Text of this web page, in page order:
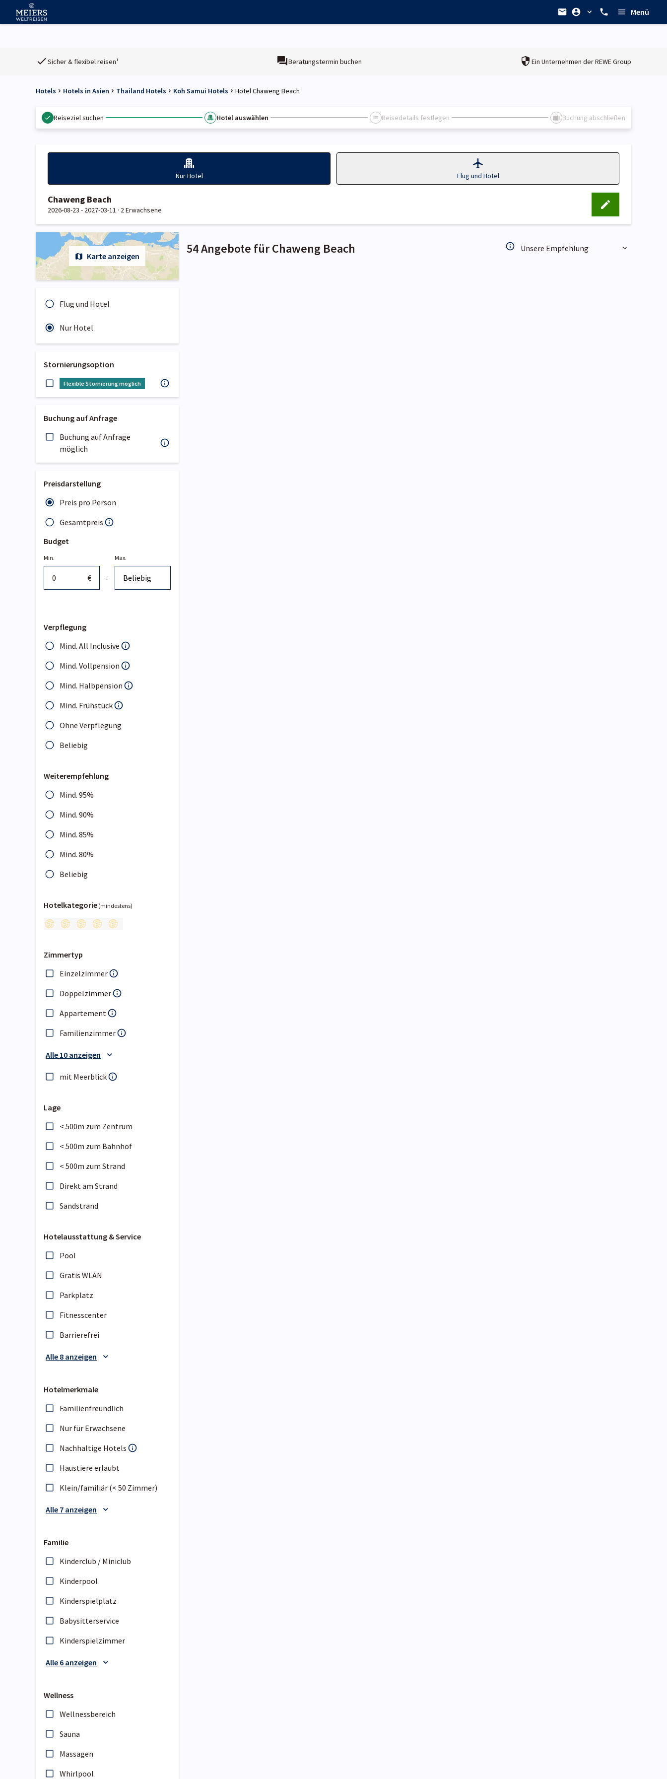
Menü
Sicher & flexibel reisen¹ Beratungstermin buchen Ein Unternehmen derREWE Group
Hotels Hotels in Asien Thailand Hotels Koh Samui Hotels Hotel Chaweng Beach
Reiseziel suchen Hotel auswählen Reisedetails festlegen Buchung abschließen
Nur Hotel Flug und Hotel
Chaweng Beach
2026-08-23 - 2027-03-11 · 2 Erwachsene
Karte anzeigen
Flug und Hotel
Nur Hotel
Stornierungsoption
Flexible Stornierung möglich
Buchung auf Anfrage
Buchung auf Anfrage
möglich
Preisdarstellung
Preis pro Person
Gesamtpreis
Budget
Min.
€ -
Max.
Verpflegung
Mind. All Inclusive
Mind. Vollpension
Mind. Halbpension
Mind. Frühstück
Ohne Verpflegung
Beliebig
Weiterempfehlung
Mind. 95%
Mind. 90%
Mind. 85%
Mind. 80%
Beliebig
Hotelkategorie (mindestens)
Zimmertyp
Einzelzimmer
Doppelzimmer
Appartement
Familienzimmer
Alle 10 anzeigen
mit Meerblick
Lage
< 500m zum Zentrum
< 500m zum Bahnhof
< 500m zum Strand
Direkt am Strand
Sandstrand
Hotelausstattung & Service
Pool
Gratis WLAN
Parkplatz
Fitnesscenter
Barrierefrei
Alle 8 anzeigen
Hotelmerkmale
Familienfreundlich
Nur für Erwachsene
Nachhaltige Hotels
Haustiere erlaubt
Klein/familiär (< 50 Zimmer)
Alle 7 anzeigen
Familie
Kinderclub / Miniclub
Kinderpool
Kinderspielplatz
Babysitterservice
Kinderspielzimmer
Alle 6 anzeigen
Wellness
Wellnessbereich
Sauna
Massagen
Whirlpool
54 Angebote für Chaweng Beach